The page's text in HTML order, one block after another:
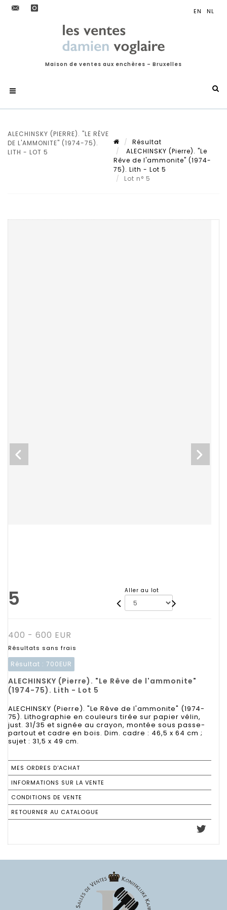
Maison de ventes aux enchères – Bruxelles
ALECHINSKY (PIERRE). "LE RÊVE
DE L'AMMONITE" (1974-75).
LITH - LOT 5
Résultat
ALECHINSKY (Pierre). "Le
Rêve de l'ammonite" (1974-
75). Lith - Lot 5
Lot n° 5
5 Aller au lot
400 - 600 EUR
Résultats sans frais
Résultat : 700EUR
ALECHINSKY (Pierre). "Le Rêve de l'ammonite"
(1974-75). Lith - Lot 5
ALECHINSKY (Pierre). "Le Rêve de l'ammonite" (1974-
75). Lithographie en couleurs tirée sur papier vélin,
just. 31/35 et signée au crayon, montée sous passe-
partout et cadre en bois. Dim. cadre : 46,5 x 64 cm ;
sujet : 31,5 x 49 cm.
MES ORDRES D'ACHAT
INFORMATIONS SUR LA VENTE
CONDITIONS DE VENTE
RETOURNER AU CATALOGUE